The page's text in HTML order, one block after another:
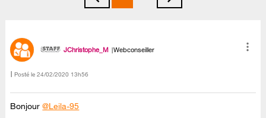
JChristophe_M Webconseiller
Posté le ‎24/02/2020 13h56
Bonjour@Leila-95